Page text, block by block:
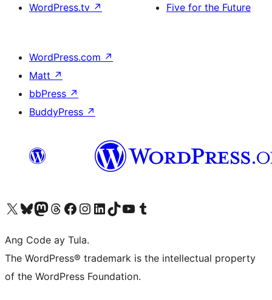
WordPress.tv ↗
Five for the Future
WordPress.com ↗
Matt ↗
bbPress ↗
BuddyPress ↗
Visit our X (formerly Twitter) account
Bisitahin ang aming Bluesky account
Visit our Mastodon account
Bisitahin ang aming Threads account
Visit our Facebook page
Visit our Instagram account
Visit our LinkedIn account
Bisitahin ang aming TikTok account
Visit our YouTube channel
Bisitahin ang aming Tumblr account
Ang Code ay Tula.
The WordPress® trademark is the intellectual property
of the WordPress Foundation.